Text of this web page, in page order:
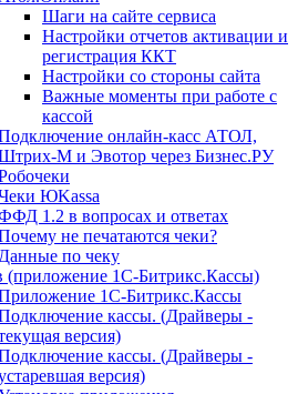
Шаги на сайте сервиса
Настройки отчетов активации и
регистрация ККТ
Настройки со стороны сайта
Важные моменты при работе с
кассой
онлайн-касс АТОЛ,
М и Эвотор через Бизнес.РУ
ЮKassa
1.2 в вопросах и ответах
не печатаются чеки?
Данные по чеку
(приложение 1С-Битрикс.Кассы)
1С-Битрикс.Кассы
кассы. (Драйверы -
версия)
кассы. (Драйверы -
версия)